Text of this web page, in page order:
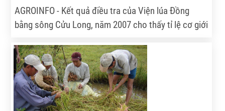
AGROINFO - Kết quả điều tra của Viện lúa Đồng
bằng sông Cửu Long, năm 2007 cho thấy tỉ lệ cơ giới
khâu gặt mới cơ giới hoá máy gặt lúa đảm đương
được 1% diện tích ở ĐBSCL, máy sấy lúa hiện có
khoảng 6.600 máy, chỉ đáp ứng khoảng 33,5% sản
lượng lúa.